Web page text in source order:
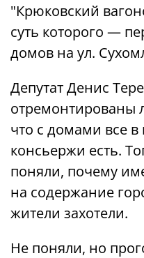
"Крюковский
суть которого —
домов на ул.
Депутат Денис
отремонтированы
что с домами все
консьержи есть.
поняли, почему
на содержание
жители захотели.
Не поняли, но